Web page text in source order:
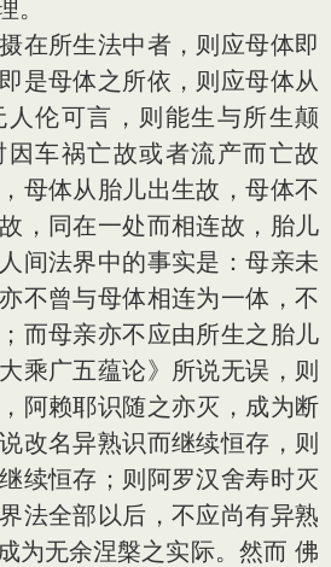
。
所生法中者，则应母体即
是母体之所依，则应母体从
伦可言，则能生与所生颠
车祸亡故或者流产而亡故
母体从胎儿出生故，母体不
，同在一处而相连故，胎儿
间法界中的事实是：母亲未
不曾与母体相连为一体，不
而母亲亦不应由所生之胎儿
乘广五蕴论》所说无误，则
阿赖耶识随之亦灭，成为断
改名异熟识而继续恒存，则
续恒存；则阿罗汉舍寿时灭
法全部以后，不应尚有异熟
为无余涅槃之实际。然而 佛